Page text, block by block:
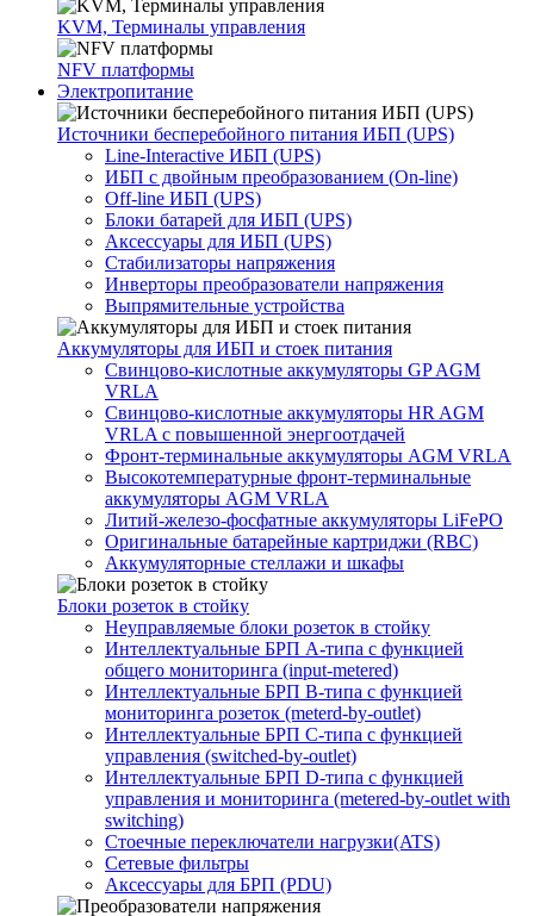
KVM, Терминалы управления
NFV платформы
Электропитание
Источники бесперебойного питания ИБП (UPS)
Line-Interactive ИБП (UPS)
ИБП с двойным преобразованием (On-line)
Off-line ИБП (UPS)
Блоки батарей для ИБП (UPS)
Аксессуары для ИБП (UPS)
Стабилизаторы напряжения
Инверторы преобразователи напряжения
Выпрямительные устройства
Аккумуляторы для ИБП и стоек питания
Свинцово-кислотные аккумуляторы GP AGM
VRLA
Свинцово-кислотные аккумуляторы HR AGM
VRLA с повышенной энергоотдачей
Фронт-терминальные аккумуляторы AGM VRLA
Высокотемпературные фронт-терминальные
аккумуляторы AGM VRLA
Литий-железо-фосфатные аккумуляторы LiFePO
Оригинальные батарейные картриджи (RBC)
Аккумуляторные стеллажи и шкафы
Блоки розеток в стойку
Неуправляемые блоки розеток в стойку
Интеллектуальные БРП А-типа с функцией
общего мониторинга (input-metered)
Интеллектуальные БРП B-типа с функцией
мониторинга розеток (meterd-by-outlet)
Интеллектуальные БРП C-типа с функцией
управления (switched-by-outlet)
Интеллектуальные БРП D-типа с функцией
управления и мониторинга (metered-by-outlet with
switching)
Стоечные переключатели нагрузки(ATS)
Сетевые фильтры
Аксессуары для БРП (PDU)